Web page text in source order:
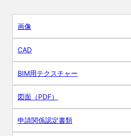
画像
CAD
BIM用テクスチャー
図面（PDF）
申請関係認定書類